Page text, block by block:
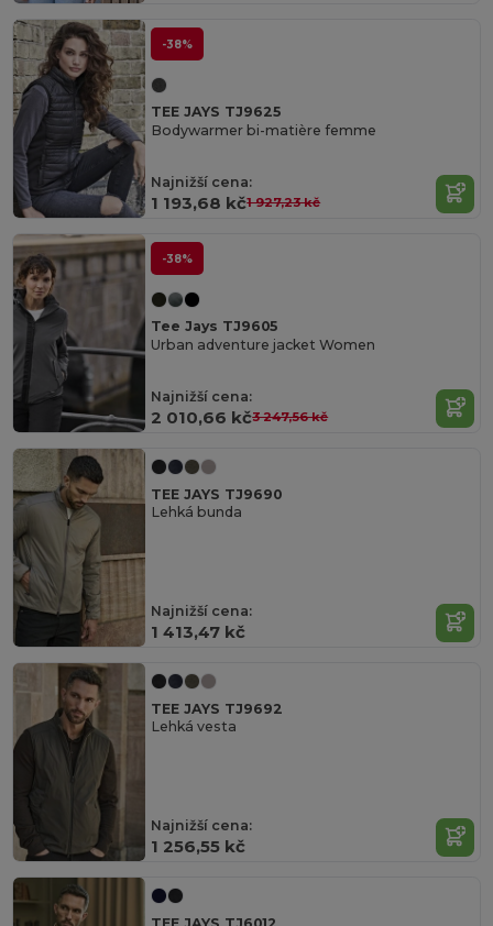
-38%
TEE JAYS TJ9625
Bodywarmer bi-matière femme
Najnižší cena:
1 193,68 kč1 927,23 kč
-38%
Tee Jays TJ9605
Urban adventure jacket Women
Najnižší cena:
2 010,66 kč3 247,56 kč
TEE JAYS TJ9690
Lehká bunda
Najnižší cena:
1 413,47 kč
TEE JAYS TJ9692
Lehká vesta
Najnižší cena:
1 256,55 kč